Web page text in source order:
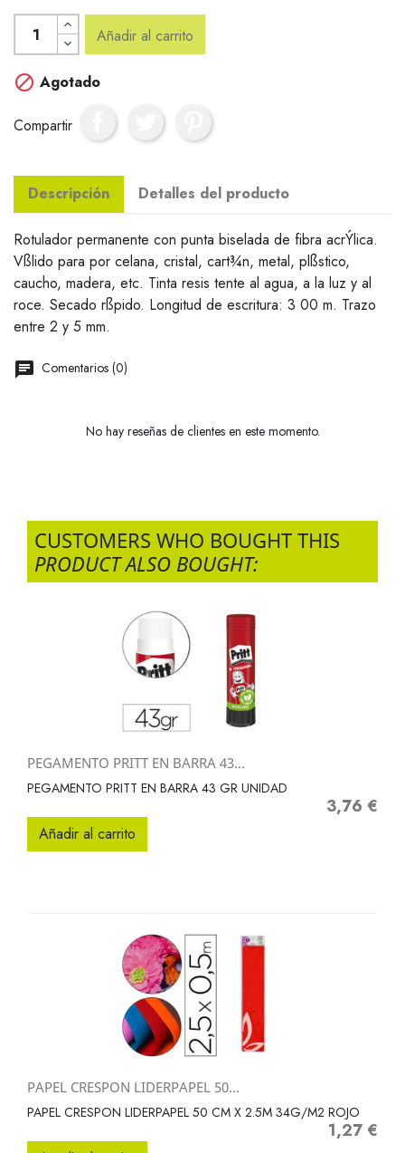
Añadir al carrito
 Agotado
Compartir
Descripción Detalles del producto
Rotulador permanente con punta biselada de fibra acrÝlica.
Vßlido para por celana, cristal, cart¾n, metal, plßstico,
caucho, madera, etc. Tinta resis tente al agua, a la luz y al
roce. Secado rßpido. Longitud de escritura: 3 00 m. Trazo
entre 2 y 5 mm.
Comentarios (0)
No hay reseñas de clientes en este momento.
CUSTOMERS WHO BOUGHT THIS
PRODUCT ALSO BOUGHT:
PEGAMENTO PRITT EN BARRA 43...
PEGAMENTO PRITT EN BARRA 43 GR UNIDAD
Precio
3,76 €
Añadir al carrito
PAPEL CRESPON LIDERPAPEL 50...
PAPEL CRESPON LIDERPAPEL 50 CM X 2.5M 34G/M2 ROJO
Precio
1,27 €